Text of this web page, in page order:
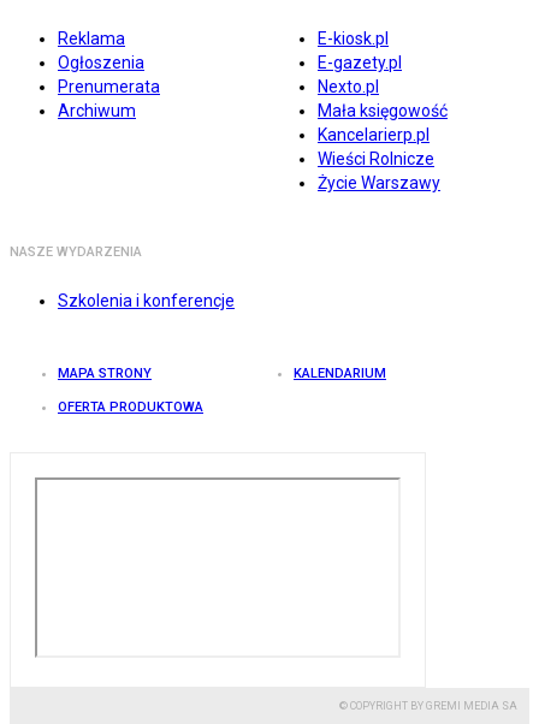
Reklama
Ogłoszenia
Prenumerata
Archiwum
E-kiosk.pl
E-gazety.pl
Nexto.pl
Mała księgowość
Kancelarierp.pl
Wieści Rolnicze
Życie Warszawy
NASZE WYDARZENIA
Szkolenia i konferencje
MAPA STRONY KALENDARIUM
OFERTA PRODUKTOWA
© COPYRIGHT BY GREMI MEDIA SA